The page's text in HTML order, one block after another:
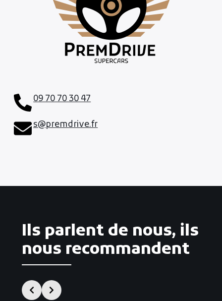
09 70 70 30 47
s@premdrive.fr
Ils parlent de nous, ils
nous recommandent
: